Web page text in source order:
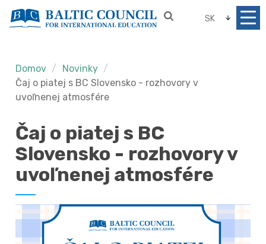
SK
Domov
Novinky
Čaj o piatej s BC Slovensko - rozhovory v
uvoľnenej atmosfére
Čaj o piatej s BC
Slovensko - rozhovory v
uvoľnenej atmosfére